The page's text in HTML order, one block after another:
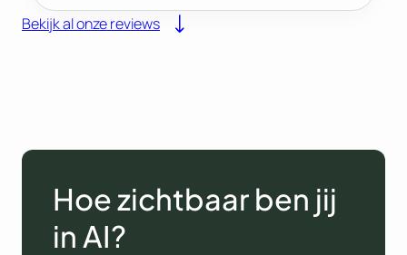
Bekijk al onze reviews
Hoe zichtbaar ben jij
in AI?